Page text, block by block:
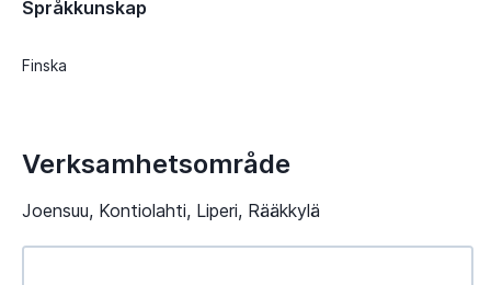
Språkkunskap
Finska
Verksamhetsområde
Joensuu, Kontiolahti, Liperi, Rääkkylä